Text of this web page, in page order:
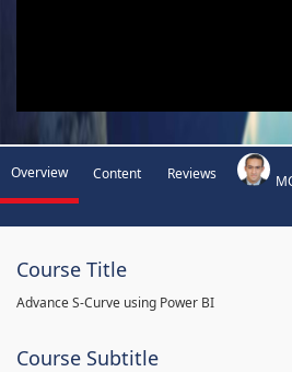
Overview Content Reviews
Course Title
Advance S-Curve using Power BI
Course Subtitle